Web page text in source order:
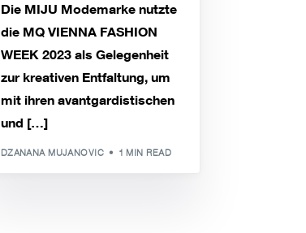
Die MIJU Modemarke nutzte
die MQ VIENNA FASHION
WEEK 2023 als Gelegenheit
zur kreativen Entfaltung, um
mit ihren avantgardistischen
und […]
DZANANA MUJANOVIC 1 MIN READ